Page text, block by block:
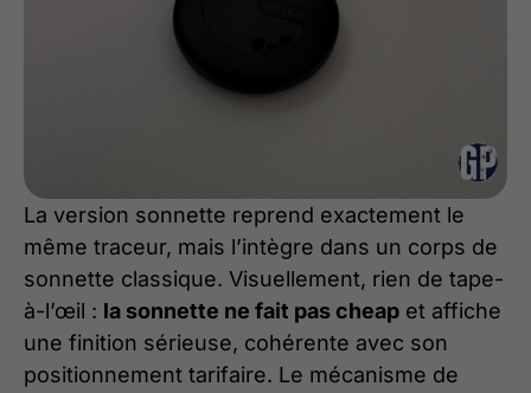
La version sonnette reprend exactement le
même traceur, mais l’intègre dans un corps de
sonnette classique. Visuellement, rien de tape-
à-l’œil : la sonnette ne fait pas cheap et affiche
une finition sérieuse, cohérente avec son
positionnement tarifaire. Le mécanisme de